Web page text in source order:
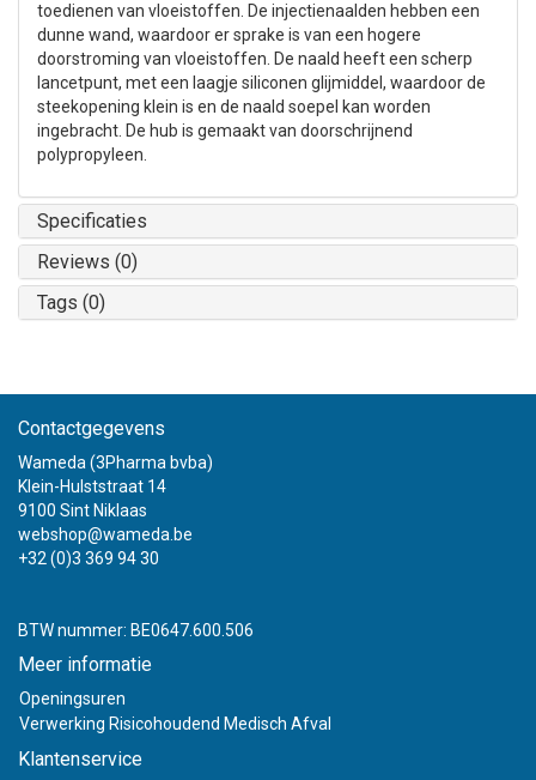
toedienen van vloeistoffen. De injectienaalden hebben een
dunne wand, waardoor er sprake is van een hogere
doorstroming van vloeistoffen. De naald heeft een scherp
lancetpunt, met een laagje siliconen glijmiddel, waardoor de
steekopening klein is en de naald soepel kan worden
ingebracht. De hub is gemaakt van doorschrijnend
polypropyleen.
Specificaties
Reviews (0)
Tags (0)
Contactgegevens
Wameda (3Pharma bvba)
Klein-Hulststraat 14
9100 Sint Niklaas
webshop@wameda.be
+32 (0)3 369 94 30
BTW nummer: BE0647.600.506
Meer informatie
Openingsuren
Verwerking Risicohoudend Medisch Afval
Klantenservice